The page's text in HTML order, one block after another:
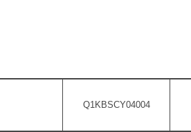
Q1KBSCY04004